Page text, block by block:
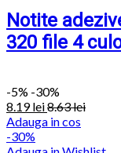
Notite
320 file 4
-5% -30%
8.19lei8.63lei
Adauga in cos
-30%